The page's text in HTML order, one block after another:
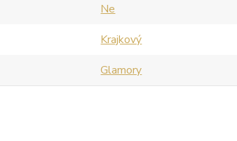
Ne
Krajkový
Glamory